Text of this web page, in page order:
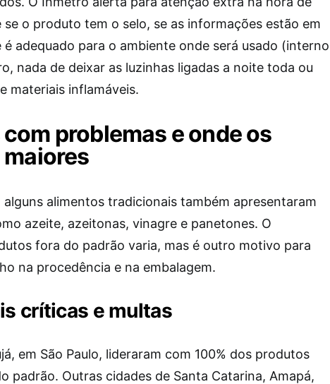
o produto tem o selo, se as informações estão em
é adequado para o ambiente onde será usado (interno
nada de deixar as luzinhas ligadas a noite toda ou
materiais inflamáveis.
problemas e onde os
alguns alimentos tradicionais também apresentaram
azeite, azeitonas, vinagre e panetones. O
fora do padrão varia, mas é outro motivo para
na procedência e na embalagem.
críticas e multas
em São Paulo, lideraram com 100% dos produtos
padrão. Outras cidades de Santa Catarina, Amapá,